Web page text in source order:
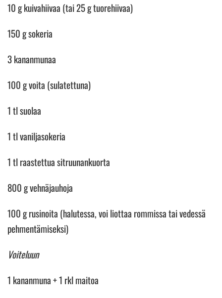
10 g kuivahiivaa (tai 25 g tuorehiivaa)
150 g sokeria
3 kananmunaa
100 g voita (sulatettuna)
1 tl suolaa
1 tl vaniljasokeria
1 tl raastettua sitruunankuorta
800 g vehnäjauhoja
100 g rusinoita (halutessa, voi liottaa rommissa tai vedessä
pehmentämiseksi)
Voiteluun
1 kananmuna + 1 rkl maitoa